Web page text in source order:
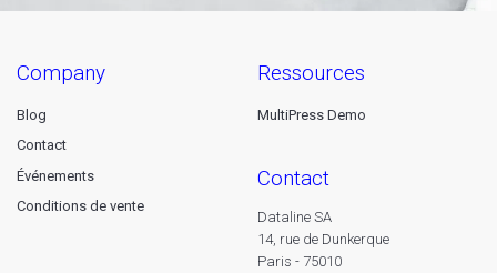
company
Blog
Contact
Événements
Conditions de vente
ressources
MultiPress Demo
contact
Dataline SA
14, rue de Dunkerque
Paris - 75010